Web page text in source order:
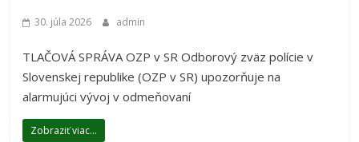
30. júla 2026 admin
TLAČOVÁ SPRÁVA OZP v SR Odborový zväz polície v
Slovenskej republike (OZP v SR) upozorňuje na
alarmujúci vývoj v odmeňovaní
Zobraziť viac...